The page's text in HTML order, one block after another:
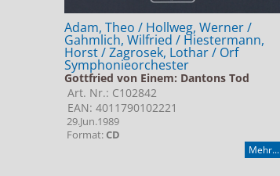
Adam, Theo / Hollweg, Werner /
Gahmlich, Wilfried / Hiestermann,
Horst / Zagrosek, Lothar / Orf
Symphonieorchester
Gottfried von Einem: Dantons Tod
Art. Nr.: C102842
EAN: 4011790102221
29.Jun.1989
Format:CD
Mehr...